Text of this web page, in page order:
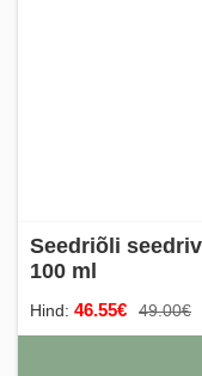
Seedriõli
100 ml
Hind: 46.55€ 49.00€